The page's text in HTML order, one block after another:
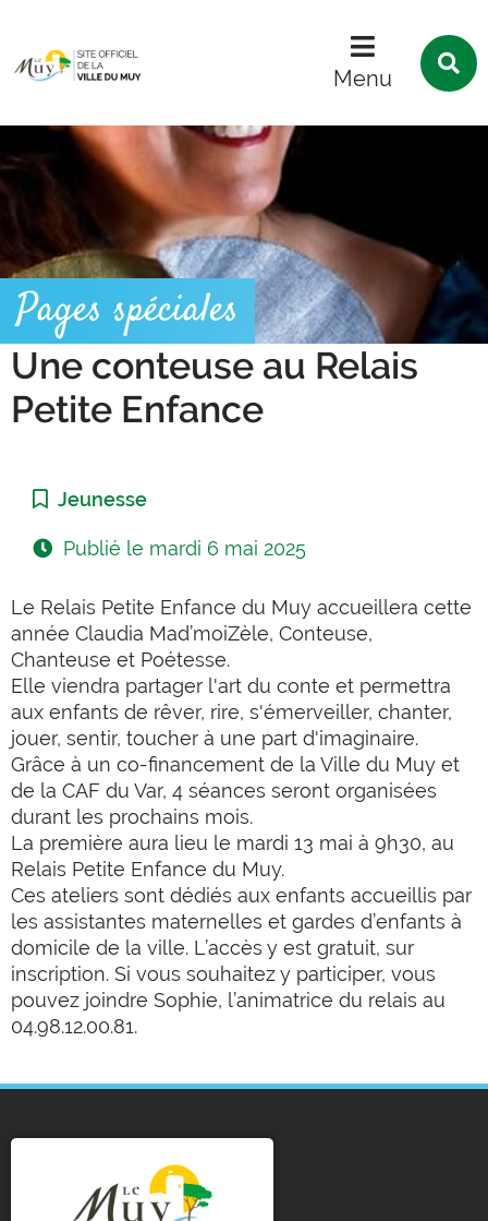
Menu
Pages spéciales
Une conteuse au Relais
Petite Enfance
Catégorie :
Jeunesse
Publié le mardi 6 mai 2025
Le Relais Petite Enfance du Muy accueillera cette
année Claudia Mad’moiZèle, Conteuse,
Chanteuse et Poétesse.
Elle viendra partager l'art du conte et permettra
aux enfants de rêver, rire, s'émerveiller, chanter,
jouer, sentir, toucher à une part d'imaginaire.
Grâce à un co-financement de la Ville du Muy et
de la CAF du Var, 4 séances seront organisées
durant les prochains mois.
La première aura lieu le mardi 13 mai à 9h30, au
Relais Petite Enfance du Muy.
Ces ateliers sont dédiés aux enfants accueillis par
les assistantes maternelles et gardes d’enfants à
domicile de la ville. L’accès y est gratuit, sur
inscription. Si vous souhaitez y participer, vous
pouvez joindre Sophie, l’animatrice du relais au
04.98.12.00.81.